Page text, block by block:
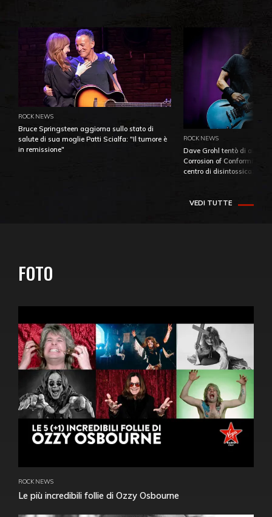
ROCK NEWS
Bruce Springsteen aggiorna sullo stato di
salute di sua moglie Patti Scialfa: "Il tumore è
in remissione"
ROCK NEWS
Dave Grohl tentò di
Corrosion of Conformity
centro di
VEDI TUTTE
FOTO
ROCK NEWS
Le più incredibili follie di Ozzy Osbourne